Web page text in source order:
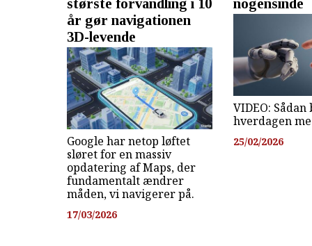
største forvandling i 10
år gør navigationen
3D-levende
Google har netop løftet
sløret for en massiv
opdatering af Maps, der
fundamentalt ændrer
måden, vi navigerer på.
17/03/2026
nogensinde
VIDEO:
hverdagen
25/02/2026